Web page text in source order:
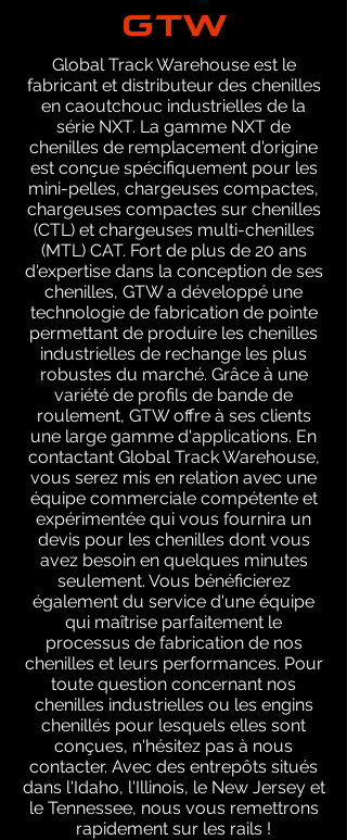
GTW
Global Track Warehouse est le
fabricant et distributeur des chenilles
en caoutchouc industrielles de la
série NXT. La gamme NXT de
chenilles de remplacement d'origine
est conçue spécifiquement pour les
mini-pelles, chargeuses compactes,
chargeuses compactes sur chenilles
(CTL) et chargeuses multi-chenilles
(MTL) CAT. Fort de plus de 20 ans
d'expertise dans la conception de ses
chenilles, GTW a développé une
technologie de fabrication de pointe
permettant de produire les chenilles
industrielles de rechange les plus
robustes du marché. Grâce à une
variété de profils de bande de
roulement, GTW offre à ses clients
une large gamme d'applications. En
contactant Global Track Warehouse,
vous serez mis en relation avec une
équipe commerciale compétente et
expérimentée qui vous fournira un
devis pour les chenilles dont vous
avez besoin en quelques minutes
seulement. Vous bénéficierez
également du service d'une équipe
qui maîtrise parfaitement le
processus de fabrication de nos
chenilles et leurs performances. Pour
toute question concernant nos
chenilles industrielles ou les engins
chenillés pour lesquels elles sont
conçues, n'hésitez pas à nous
contacter. Avec des entrepôts situés
dans l'Idaho, l'Illinois, le New Jersey et
le Tennessee, nous vous remettrons
rapidement sur les rails !